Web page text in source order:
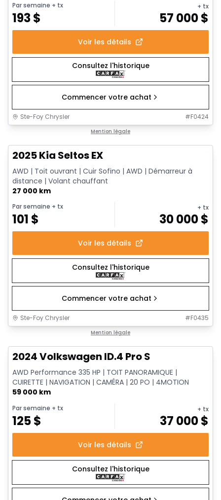
Par semaine + tx
193$
+ tx
57 000$
Voir les détails
Consultez l'historique
Commencer votre achat
Ste-Foy Chrysler #F0424
Mention légale
2025 Kia Seltos EX
AWD | Toit ouvrant | Cuir Sofino | AWD | Démarreur à
distance | Volant chauffant
27 000 km
Par semaine + tx
101 $
+ tx
30 000$
Voir les détails
Consultez l'historique
Commencer votre achat
Ste-Foy Chrysler #F0435
Mention légale
2024 Volkswagen ID.4 Pro S
AWD Performance 335 HP | TOIT PANORAMIQUE |
CUIRETTE | NAVIGATION | CAMÉRA | 20 PO | 4MOTION
59 000 km
Par semaine + tx
125$
+ tx
37 000$
Voir les détails
Consultez l'historique